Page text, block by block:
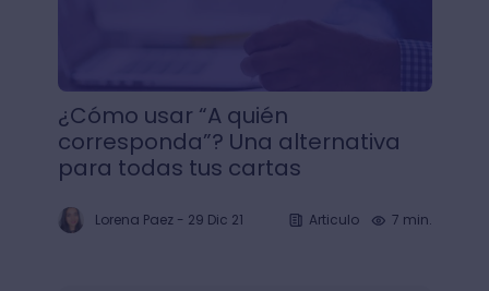
¿Cómo usar “A quién
corresponda”? Una alternativa
para todas tus cartas
Lorena Paez- 29 Dic 21 Articulo 7 min.